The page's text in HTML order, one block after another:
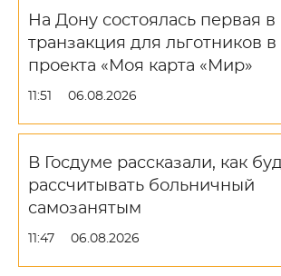
На Дону состоялась первая в
транзакция для льготников в
проекта «Моя карта «Мир»
11:51 06.08.2026
В Госдуме рассказали, как
рассчитывать больничный
самозанятым
11:47 06.08.2026